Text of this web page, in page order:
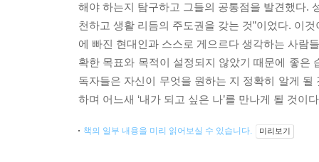
해야 하는지 탐구하고 그들의 공통점을 발견했다.
천하고 생활 리듬의 주도권을 갖는 것”이었다. 이
에 빠진 현대인과 스스로 게으르다 생각하는 사람
확한 목표와 목적이 설정되지 않았기 때문에 좋은
독자들은 자신이 무엇을 원하는 지 정확히 알게
하며 어느새 ‘내가 되고 싶은 나’를 만나게 될 것이
책의 일부 내용을 미리 읽어보실 수 있습니다. 미리보기